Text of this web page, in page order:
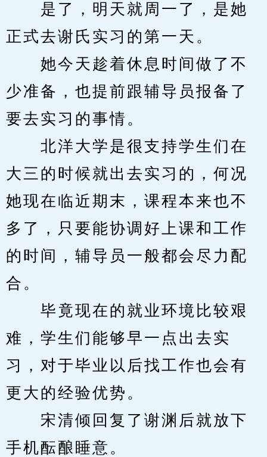
是了，明天就周一了，是她
正式去谢氏实习的第一天。
她今天趁着休息时间做了不
少准备，也提前跟辅导员报备了
要去实习的事情。
北洋大学是很支持学生们在
大三的时候就出去实习的，何况
她现在临近期末，课程本来也不
多了，只要能协调好上课和工作
的时间，辅导员一般都会尽力配
合。
毕竟现在的就业环境比较艰
难，学生们能够早一点出去实
习，对于毕业以后找工作也会有
更大的经验优势。
宋清倾回复了谢渊后就放下
手机酝酿睡意。